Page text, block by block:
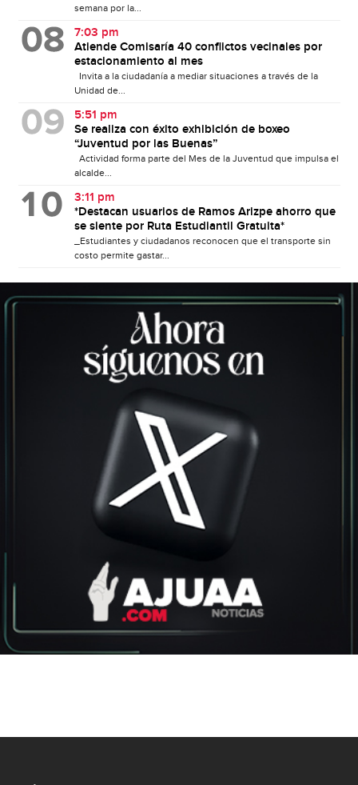
semana por la...
7:03 pm
Atiende Comisaría 40 conflictos vecinales por
estacionamiento al mes
Invita a la ciudadanía a mediar situaciones a través de la
Unidad de...
5:51 pm
Se realiza con éxito exhibición de boxeo
“Juventud por las Buenas”
Actividad forma parte del Mes de la Juventud que impulsa el
alcalde...
3:11 pm
*Destacan usuarios de Ramos Arizpe ahorro que
se siente por Ruta Estudiantil Gratuita*
_Estudiantes y ciudadanos reconocen que el transporte sin
costo permite gastar...